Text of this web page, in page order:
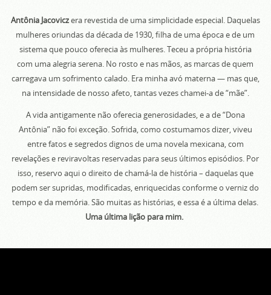
Antônia Jacoviczera revestida de uma simplicidade especial. Daquelas
mulheres oriundas da década de 1930, filha de uma época e de um
sistema que pouco oferecia às mulheres. Teceu a própria história
com uma alegria serena. No rosto e nas mãos, as marcas de quem
carregava um sofrimento calado. Era minha avó materna — mas que,
na intensidade de nosso afeto, tantas vezes chamei‑a de “mãe”.
A vida antigamente não oferecia generosidades, e a de “Dona
Antônia” não foi exceção. Sofrida, como costumamos dizer, viveu
entre fatos e segredos dignos de uma novela mexicana, com
revelações e reviravoltas reservadas para seus últimos episódios. Por
isso, reservo aqui o direito de chamá-la de história – daquelas que
podem ser supridas, modificadas, enriquecidas conforme o verniz do
tempo e da memória. São muitas as histórias, e essa é a última delas.
Uma última lição para mim.